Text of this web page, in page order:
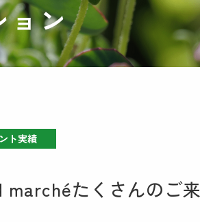
ョン
ト実績
たくさんのご